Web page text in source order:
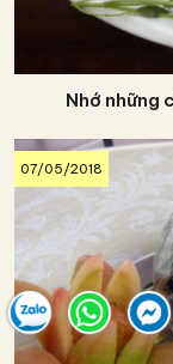
Nhớ những
07/05/2018